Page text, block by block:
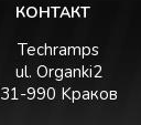
КОНТАКТ
Techramps
ul. Organki2
31-990 Kраков